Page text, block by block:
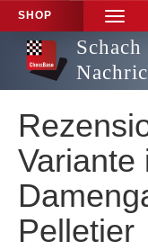
SHOP
TOGGLE
Schach
Variante
Pelletier